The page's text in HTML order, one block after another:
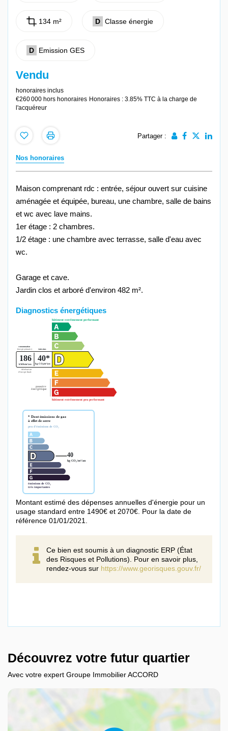
134 m² D Classe énergie
D Emission GES
Vendu
honoraires inclus
€260 000 hors honoraires Honoraires : 3.85% TTC à la charge de
l'acquéreur
Partager :
Nos honoraires
Maison comprenant rdc : entrée, séjour ouvert sur cuisine
aménagée et équipée, bureau, une chambre, salle de bains
et wc avec lave mains.
1er étage : 2 chambres.
1/2 étage : une chambre avec terrasse, salle d'eau avec
wc.
Garage et cave.
Jardin clos et arboré d'environ 482 m².
Diagnostics énergétiques
Montant estimé des dépenses annuelles d'énergie pour un
usage standard entre 1490€ et 2070€. Pour la date de
référence 01/01/2021.
Ce bien est soumis à un diagnostic ERP (État
des Risques et Pollutions). Pour en savoir plus,
rendez-vous sur https://www.georisques.gouv.fr/
Découvrez votre futur quartier
Avec votre expert Groupe Immobilier ACCORD